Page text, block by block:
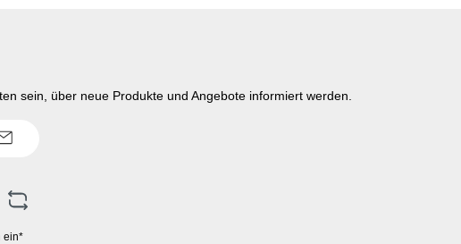
sein, über neue Produkte und Angebote informiert werden.
ein*